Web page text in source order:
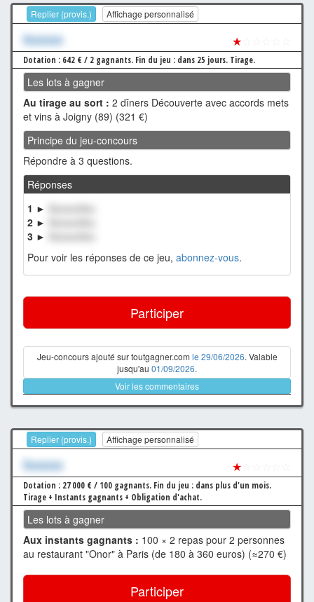
Replier (provis.) Affichage personnalisé
Xxxxxxx ★
Dotation : 642 € / 2 gagnants. Fin du jeu : dans 25 jours. Tirage.
Les lots à gagner
Au tirage au sort : 2 dîners Découverte avec accords mets
et vins à Joigny (89) (321 €)
Principe du jeu-concours
Répondre à 3 questions.
Réponses
1 ►
XxxxxxXxx
2 ►
3 ►
Pour voir les réponses de ce jeu, abonnez-vous.
Participer
Jeu-concours ajouté sur toutgagner.com le 29/06/2026. Valable
jusqu'au 01/09/2026.
Voir les commentaires
Replier (provis.) Affichage personnalisé
Xxxxxxx ★
Dotation : 27 000 € / 100 gagnants. Fin du jeu : dans plus d'un mois.
Tirage + Instants gagnants + Obligation d'achat.
Les lots à gagner
Aux instants gagnants : 100 × 2 repas pour 2 personnes
au restaurant "Onor" à Paris (de 180 à 360 euros) (≈270 €)
Participer